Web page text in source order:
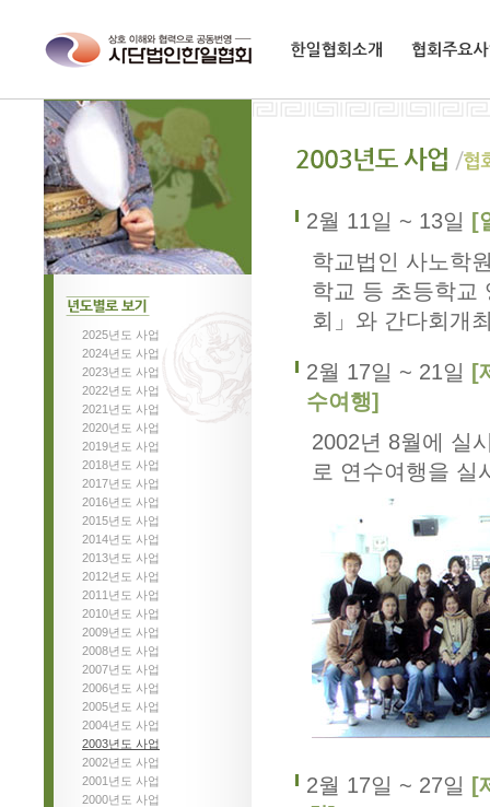
년도별로보기
2025년도 사업
2024년도 사업
2023년도 사업
2022년도 사업
2021년도 사업
2020년도 사업
2019년도 사업
2018년도 사업
2017년도 사업
2016년도 사업
2015년도 사업
2014년도 사업
2013년도 사업
2012년도 사업
2011년도 사업
2010년도 사업
2009년도 사업
2008년도 사업
2007년도 사업
2006년도 사업
2005년도 사업
2004년도 사업
2003년도 사업
2002년도 사업
2001년도 사업
2000년도 사업
2월 11일 ~ 13일 [
학교법인 사노학
학교 등 초등학교
회」와 간다회개
2월 17일 ~ 21일 [
수여행]
2002년 8월에 실
로 연수여행을 실
2월 17일 ~ 27일 [